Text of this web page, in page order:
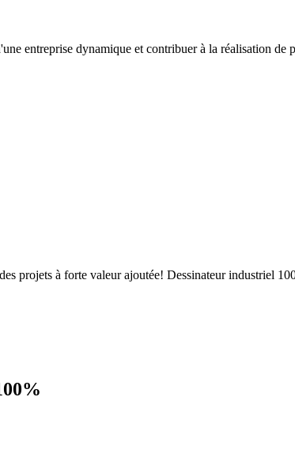
entreprise dynamique et contribuer à la réalisation de
projets à forte valeur ajoutée! Dessinateur industriel